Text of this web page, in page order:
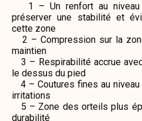
1 – Un renfort au niveau
préserver une stabilité et
cette zone
2 – Compression sur la
maintien
3 – Respirabilité accrue
le dessus du pied
4 – Coutures fines au
irritations
5 – Zone des orteils plus
durabilité